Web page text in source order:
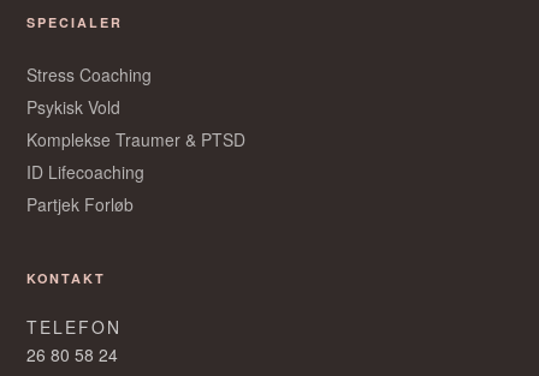
SPECIALER
Stress Coaching
Psykisk Vold
Komplekse Traumer & PTSD
ID Lifecoaching
Partjek Forløb
KONTAKT
TELEFON
26 80 58 24